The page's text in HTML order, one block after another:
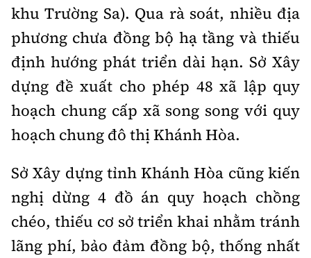
Ẩm thực
Camera giao thông
Câu chuyện giao thông
Giải trí - Thể thao
Cơ quan chủ quản: Bộ Xây dựng
Giấy phép số: 03/GP-BVHTTDL, cấp ngày 1/4/2025.
Tòa soạn: Số 2 Nguyễn Công Hoan, phường Giảng Võ,
Hà Nội.
Phó Tổng biên tập:Nguyễn Sơn Tùng,
Nguyễn Đức Thắng, La Đức Hùng
Hotline:
0901 514 799
Quảng cáo và Phát hành:
0915 057 282
khu Trường Sa). Qua rà soát, nhiều địa
phương chưa đồng bộ hạ tầng và thiếu
định hướng phát triển dài hạn. Sở Xây
dựng đề xuất cho phép 48 xã lập quy
hoạch chung cấp xã song song với quy
hoạch chung đô thị Khánh Hòa.
Sở Xây dựng tỉnh Khánh Hòa cũng kiến
nghị dừng 4 đồ án quy hoạch chồng
chéo, thiếu cơ sở triển khai nhằm tránh
lãng phí, bảo đảm đồng bộ, thống nhất